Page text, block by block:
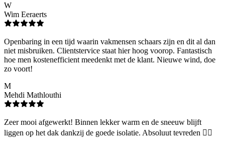
W
Wim Eeraerts
Openbaring in een tijd waarin vakmensen schaars zijn en dit al dan
niet misbruiken. Clientstervice staat hier hoog voorop. Fantastisch
hoe men kostenefficient meedenkt met de klant. Nieuwe wind, doe
zo voort!
M
Mehdi Mathlouthi
Zeer mooi afgewerkt! Binnen lekker warm en de sneeuw blijft
liggen op het dak dankzij de goede isolatie. Absoluut tevreden 👌🏻